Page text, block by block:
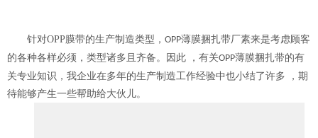
针对OPP膜带的生产制造类型， OPP薄膜捆扎带厂素来是考虑顾客
的各种各样必须，类型诸多且齐备。因此 ，有关OPP薄膜捆扎带的有
关专业知识，我企业在多年的生产制造工作经验中也小结了许多 ，期
待能够产生一些帮助给大伙儿。